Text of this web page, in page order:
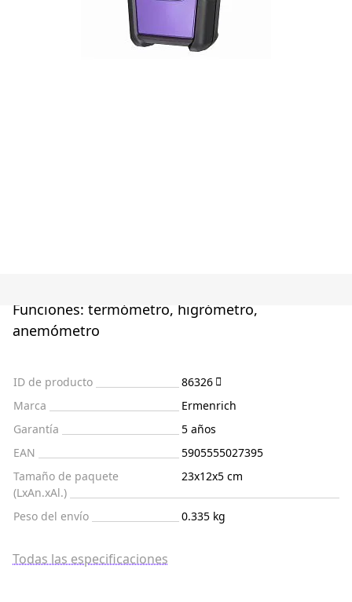
Funciones: termómetro, higrómetro,
anemómetro
ID de producto
86326
Marca
Ermenrich
Garantía
5 años
EAN
5905555027395
Tamaño de paquete
(LxAn.xAl.)
23x12x5 cm
Peso del envío 0.335 kg
Todas las especificaciones